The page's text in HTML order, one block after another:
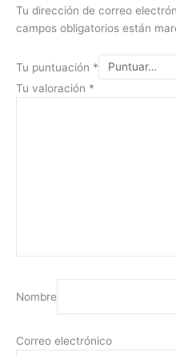
Tu dirección de correo
campos obligatorios están
Tu puntuación *
Tu valoración *
Nombre
Correo electrónico